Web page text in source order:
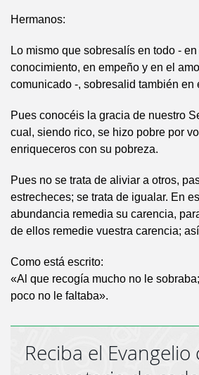
Hermanos:
Lo mismo que sobresalís en todo -
conocimiento, en empeño y en el
comunicado -, sobresalid también en
Pues conocéis la gracia de nuestro
cual, siendo rico, se hizo pobre por
enriqueceros con su pobreza.
Pues no se trata de aliviar a otros,
estrecheces; se trata de igualar. En
abundancia remedia su carencia,
de ellos remedie vuestra carencia;
Como está escrito:
«Al que recogía mucho no le
poco no le faltaba».
Reciba el Evangelio